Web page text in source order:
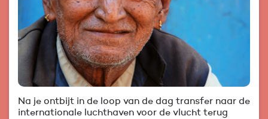
Na je ontbijt in de loop van de dag transfer naar de
internationale luchthaven voor de vlucht terug